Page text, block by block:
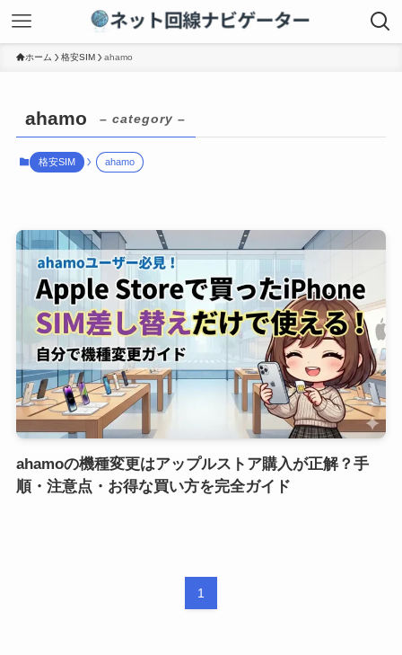
ホーム 格安SIM ahamo
ahamo – category –
格安SIM ahamo
ahamoの機種変更はアップルストア購入が正解？手
順・注意点・お得な買い方を完全ガイド
1